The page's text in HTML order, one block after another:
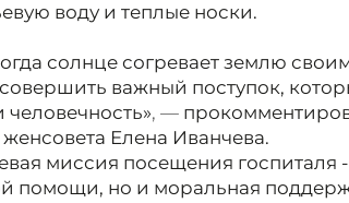
воду и теплые носки.
солнце согревает землю
важный поступок,
, —
Елена Иванчева.
миссия посещения госпиталя
помощи, но и моральная